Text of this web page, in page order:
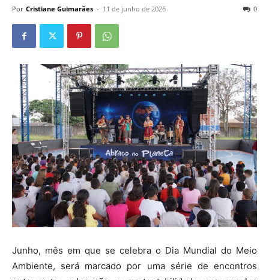
Por Cristiane Guimarães - 11 de junho de 2026 0
Junho, mês em que se celebra o Dia Mundial do Meio
Ambiente, será marcado por uma série de encontros